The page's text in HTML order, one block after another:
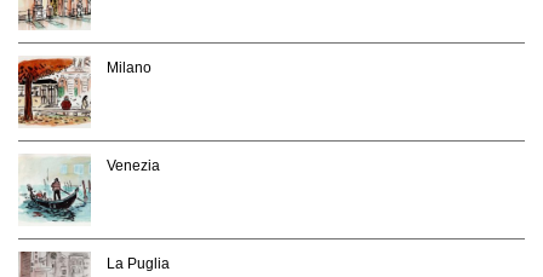
Milano
Venezia
La Puglia